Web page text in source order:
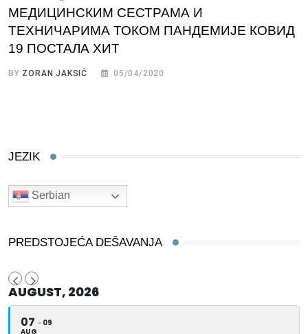
МЕДИЦИНСКИМ СЕСТРАМА И
ТЕХНИЧАРИМА ТОКОМ ПАНДЕМИЈЕ КОВИД
19 ПОСТАЛА ХИТ
BY ZORAN JAKSIĆ 05/04/2020
JEZIK
Serbian
PREDSTOJEĆA DEŠAVANJA
AUGUST, 2026
07
AUG
09